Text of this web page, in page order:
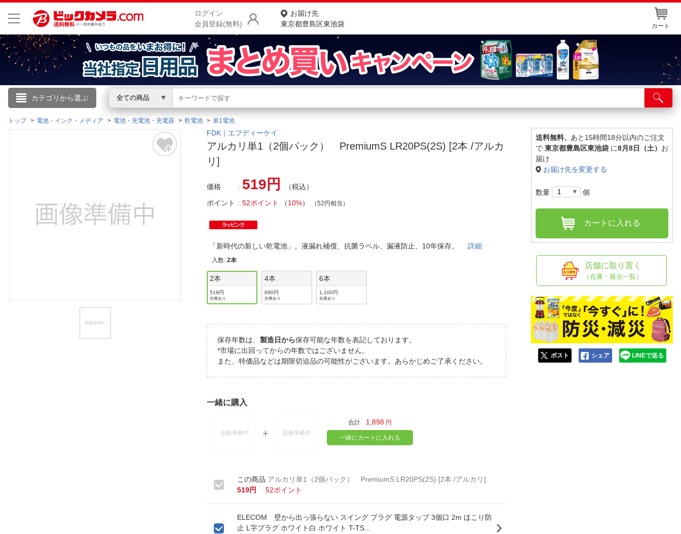
ログイン
会員登録(無料)
お届け先
東京都豊島区東池袋
カート
カテゴリから選ぶ 全ての商品
こんにちは
ログイン
閲覧履歴
商品をさがす
ランキングからさがす
カテゴリ一覧からさがす
お客様サポート
店舗サービス
ネット取り置き
店舗情報・店舗一覧
IR情報
トップ 電池・インク・メディア 電池・充電池・充電器 乾電池 単1電池
FDK｜エフディーケイ
アルカリ単1（2個パック） PremiumS LR20PS(2S) [2本 /アルカ
リ]
価格 519円
（税込）
ポイント
52ポイント （10%） （52円相当）
「新時代の新しい乾電池」。液漏れ補償、抗菌ラベル、漏液防止、10年保存。詳細
入数:2本
2本
519円
在庫あり
4本
690円
在庫あり
6本
1,100円
在庫あり
保存年数は、製造日から保存可能な年数を表記しております。
*市場に出回ってからの年数ではございません。
また、特価品などは期限切迫品の可能性がございます。あらかじめご了承ください。
一緒に購入
合計 1,898 円
一緒にカートに入れる
アルカリ単1（2個パック） PremiumS LR20PS(2S) [2本 /アルカリ]
519円
52ポイント
ELECOM 壁から出っ張らない スイング プラグ 電源タップ 3個口 2m ほこり防
止 L字プラグ ホワイト白 ホワイト T-TS...
送料無料、 あと15時間18分以内のご注文
で 東京都豊島区東池袋 に8月8日（土） お
届け
お届け先を変更する
数量 個
カートに入れる
店舗に取り置く
（在庫・展示一覧）
ポスト シェア LINEで送る